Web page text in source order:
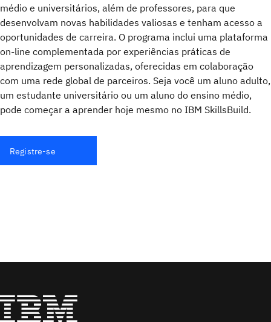
médio e universitários, além de professores, para que
desenvolvam novas habilidades valiosas e tenham acesso a
oportunidades de carreira. O programa inclui uma plataforma
on-line complementada por experiências práticas de
aprendizagem personalizadas, oferecidas em colaboração
com uma rede global de parceiros. Seja você um aluno adulto,
um estudante universitário ou um aluno do ensino médio,
pode começar a aprender hoje mesmo no IBM SkillsBuild.
Registre-se